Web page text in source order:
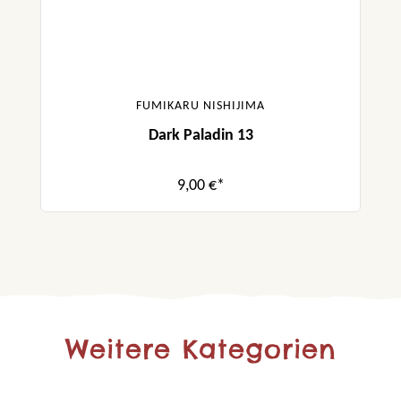
FUMIKARU NISHIJIMA
Dark Paladin 13
9,00 €*
Weitere Kategorien